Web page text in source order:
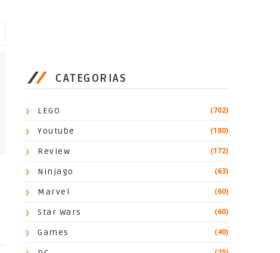
CATEGORIAS
LEGO (702)
Youtube (180)
Review (172)
Ninjago (63)
Marvel (60)
Star Wars (60)
Games (40)